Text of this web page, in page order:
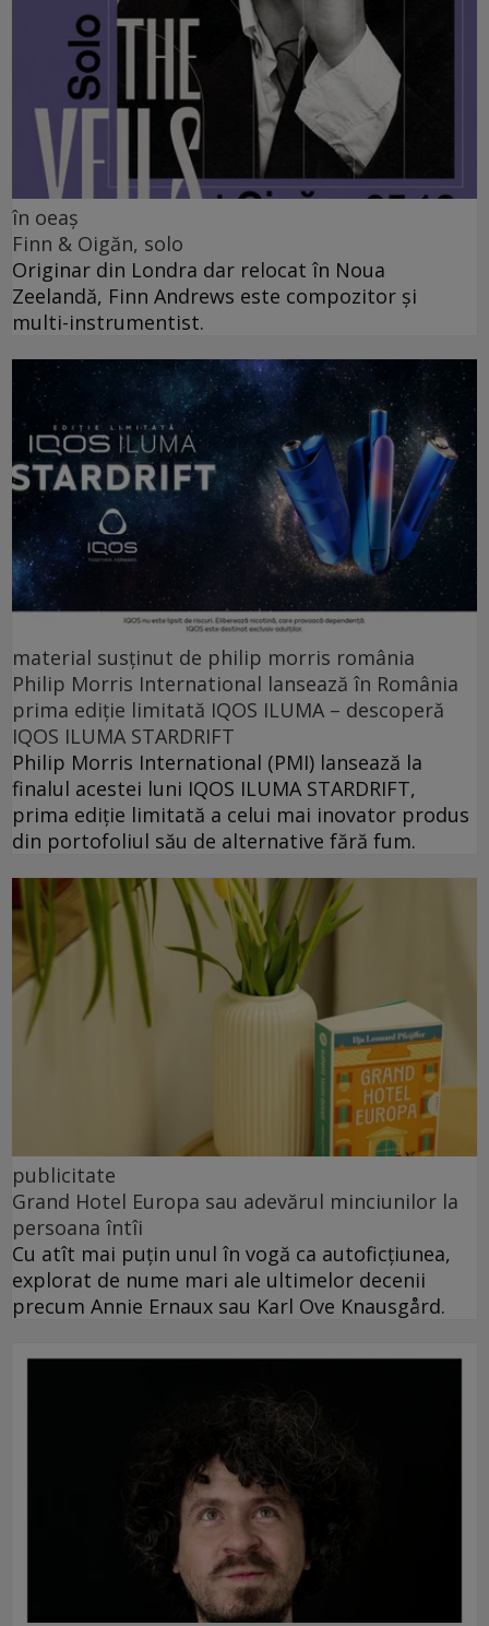
în oeaș
Finn & Oigăn, solo
Originar din Londra dar relocat în Noua
Zeelandă, Finn Andrews este compozitor și
multi-instrumentist.
material susținut de philip morris românia
Philip Morris International lansează în România
prima ediție limitată IQOS ILUMA – descoperă
IQOS ILUMA STARDRIFT
Philip Morris International (PMI) lansează la
finalul acestei luni IQOS ILUMA STARDRIFT,
prima ediție limitată a celui mai inovator produs
din portofoliul său de alternative fără fum.
publicitate
Grand Hotel Europa sau adevărul minciunilor la
persoana întîi
Cu atît mai puțin unul în vogă ca autoficțiunea,
explorat de nume mari ale ultimelor decenii
precum Annie Ernaux sau Karl Ove Knausgård.